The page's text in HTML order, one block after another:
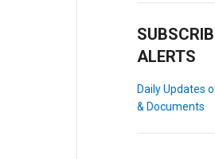
ALERTS
Daily Updates
& Documents